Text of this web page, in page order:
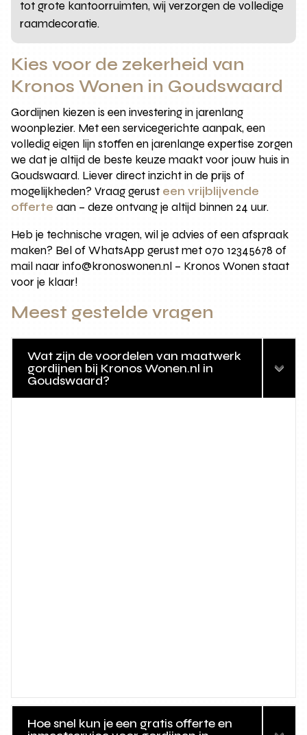
tot grote kantoorruimten, wij verzorgen de volledige
raamdecoratie.
Kies voor de zekerheid van
Kronos Wonen in Goudswaard
Gordijnen kiezen is een investering in jarenlang
woonplezier. Met een servicegerichte aanpak, een
volledig eigen lijn stoffen en jarenlange expertise zorgen
we dat je altijd de beste keuze maakt voor jouw huis in
Goudswaard. Liever direct inzicht in de prijs of
mogelijkheden? Vraag gerust een vrijblijvende
offerte aan – deze ontvang je altijd binnen 24 uur.
Heb je technische vragen, wil je advies of een afspraak
maken? Bel of WhatsApp gerust met 070 12345678 of
mail naar info@kronoswonen.nl – Kronos Wonen staat
voor je klaar!
Meest gestelde vragen
Wat zijn de voordelen van maatwerk
gordijnen bij Kronos Wonen.nl in
Goudswaard?
Hoe snel kun je een gratis offerte en